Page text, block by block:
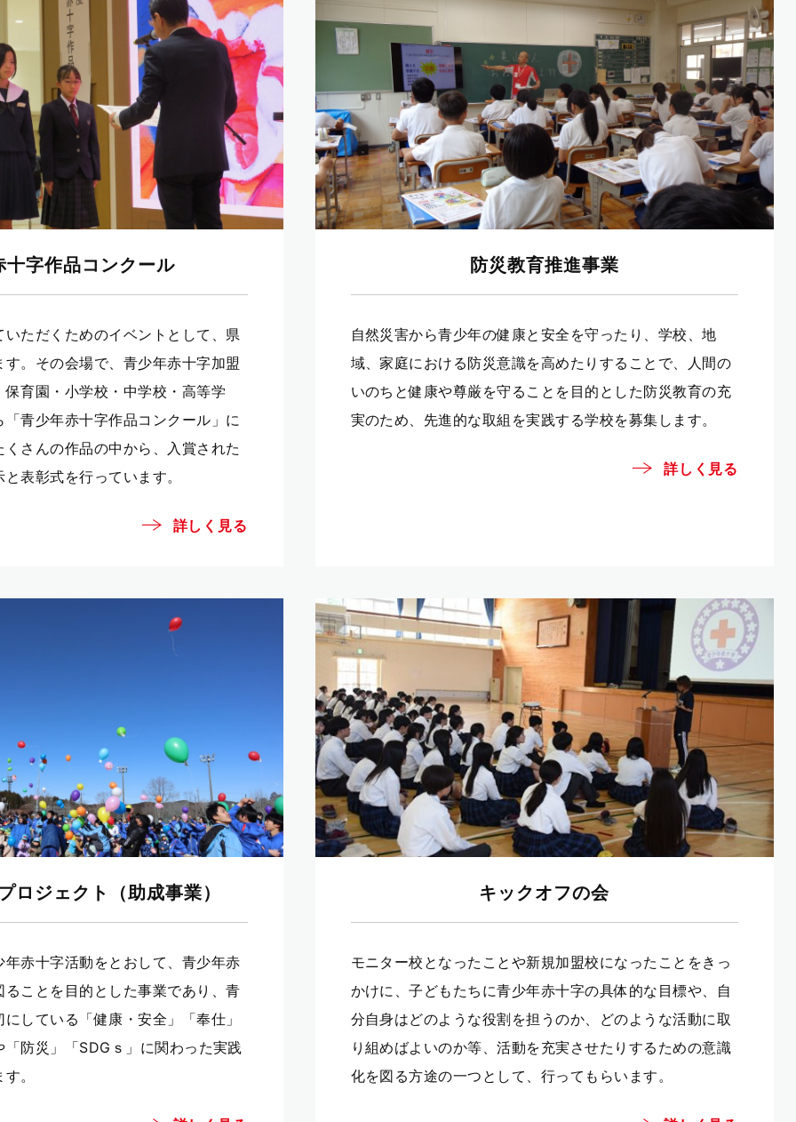
十字作品コンクール
ただくためのイベントとして、県
。その会場で、青少年赤十字加盟
育園・小学校・中学校・高等学
青少年赤十字作品コンクール」に
さんの作品の中から、入賞された
表彰式を行っています。
詳しく見る
防災教育推進事業
自然災害から青少年の健康と安全を守ったり、学校、地
域、家庭における防災意識を高めたりすることで、人間の
いのちと健康や尊厳を守ることを目的とした防災教育の充
実のため、先進的な取組を実践する学校を募集します。
詳しく見る
ロジェクト（助成事業）
赤十字活動をとおして、青少年赤
ことを目的とした事業であり、青
している「健康・安全」「奉仕」
防災」「SDGｓ」に関わった実践
。
キックオフの会
モニター校となったことや新規加盟校になったことをきっ
かけに、子どもたちに青少年赤十字の具体的な目標や、自
分自身はどのような役割を担うのか、どのような活動に取
り組めばよいのか等、活動を充実させたりするための意識
化を図る方途の一つとして、行ってもらいます。